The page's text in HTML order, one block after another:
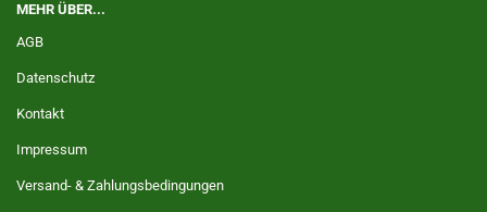
MEHR ÜBER...
AGB
Datenschutz
Kontakt
Impressum
Versand- & Zahlungsbedingungen